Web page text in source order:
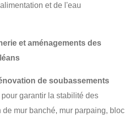
et de l'eau
et aménagements des
de soubassements
garantir la stabilité des
de mur banché, mur parpaing, bloc